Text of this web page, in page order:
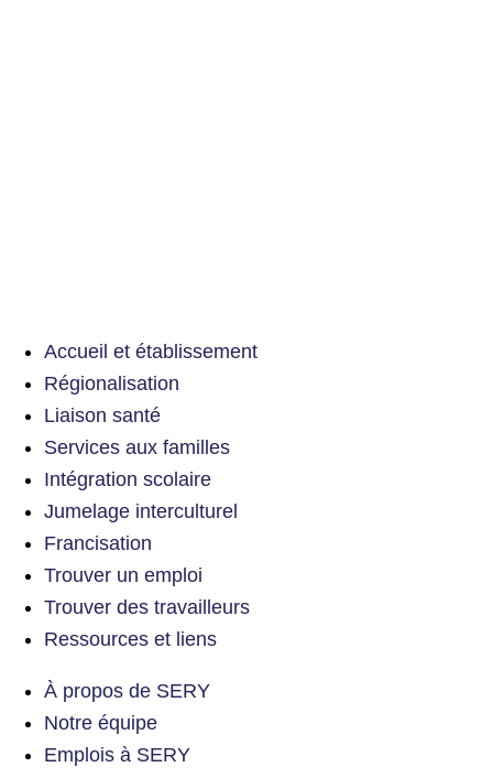
Accueil et établissement
Régionalisation
Liaison santé
Services aux familles
Intégration scolaire
Jumelage interculturel
Francisation
Trouver un emploi
Trouver des travailleurs
Ressources et liens
À propos de SERY
Notre équipe
Emplois à SERY